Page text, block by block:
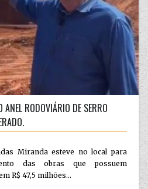
RODOVIÁRIO DE SERRO
Miranda esteve no local para
das obras que possuem
R$ 47,5 milhões...